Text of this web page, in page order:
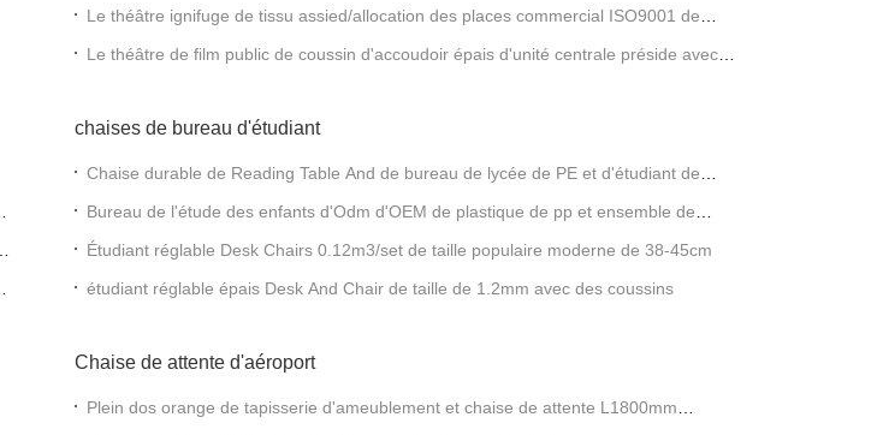
Le théâtre ignifuge de tissu assied/allocation des places commercial ISO9001 de
Le théâtre de film public de coussin d'accoudoir épais d'unité centrale préside avec la
chaises de bureau d'étudiant
Chaise durable de Reading Table And de bureau de lycée de PE et d'étudiant de
Bureau de l'étude des enfants d'Odm d'OEM de plastique de pp et ensemble de
chaise
Étudiant réglable Desk Chairs 0.12m3/set de taille populaire moderne de 38-45cm
étudiant réglable épais Desk And Chair de taille de 1.2mm avec des coussins
Chaise de attente d'aéroport
Plein dos orange de tapisserie d'ameublement et chaise de attente L1800mm